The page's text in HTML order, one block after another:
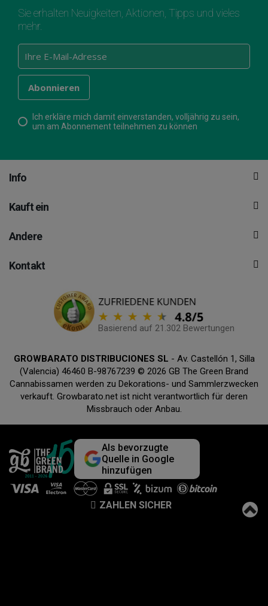
Sie erhalten Neuigkeiten, Aktionen, Tipps und vieles
mehr.
Ich erkläre mich damit einverstanden, volljährig zu sein,
um am Abonnement teilnehmen zu können
Info
Kauft ein
Andere
Kontakt
Basierend auf 21.302 Bewertungen
GROWBARATO DISTRIBUCIONES SL - Av. Castellón 1, Silla
(Valencia) 46460 B-98767239 © 2026 GB The Green Brand
Cannabissamen werden zu Dekorations- und Sammlerzwecken
verkauft. Growbarato.net ist nicht verantwortlich für deren
Missbrauch oder Anbau.
Als bevorzugte
Quelle in Google
hinzufügen
ZAHLEN SICHER